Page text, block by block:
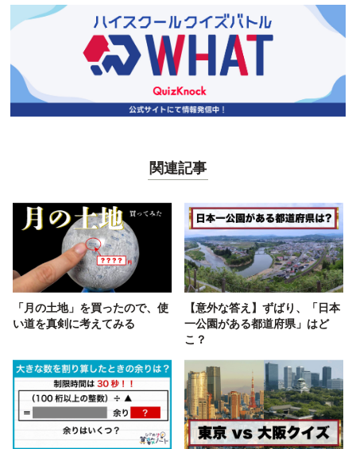
関連記事
「月の土地」を買ったので、使
い道を真剣に考えてみる
【意外な答え】ずばり、「日本
一公園がある都道府県」はど
こ？